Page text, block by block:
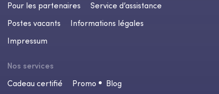
Pour les partenaires
Service d’assistance
Postes vacants
Informations légales
Impressum
Nos services
Cadeau certifié
Promo
Blog